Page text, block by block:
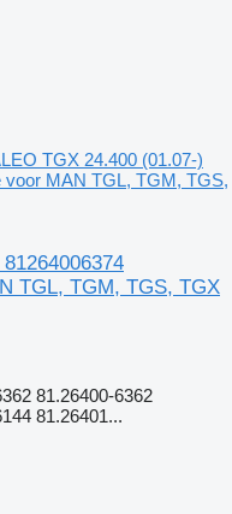
TGX 24.400 (01.07-)
MAN TGL, TGM, TGS,
TGL, TGM, TGS, TGX
81.26400-6362
81.26401...